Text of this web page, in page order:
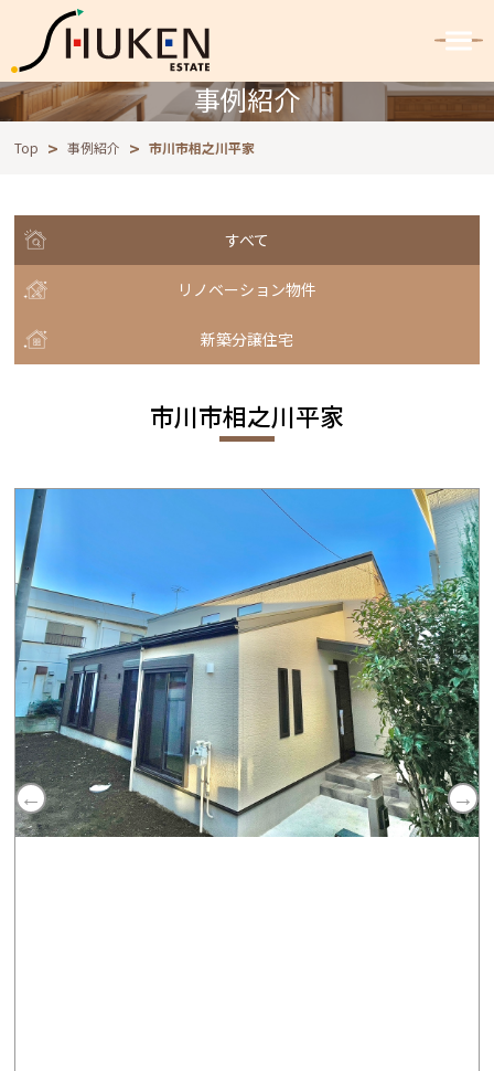
事例紹介
Top 事例紹介 市川市相之川平家
すべて
リノベーション物件
新築分譲住宅
市川市相之川平家